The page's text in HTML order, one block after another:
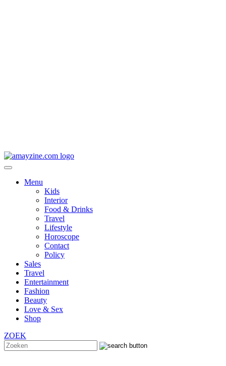
Menu
Kids
Interior
Food & Drinks
Travel
Lifestyle
Horoscope
Contact
Policy
Sales
Travel
Entertainment
Fashion
Beauty
Love & Sex
Shop
ZOEK